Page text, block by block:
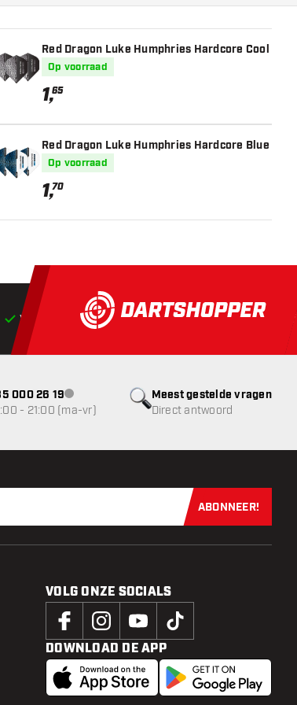
Red Dragon Luke Humphries Hardcore Cool
Op voorraad
1,65
Red Dragon Luke Humphries Hardcore Blue
Op voorraad
1,70
Voor 22:00 besteld,vandaag verstuurd*
Meest gestelde vragen
Direct antwoord
000 26 19klantenservice niet beschikbaar
- 21:00 (ma-vr)
Schrijf je
ABONNEER!
VOLG ONZE SOCIALS
DOWNLOAD DE APP